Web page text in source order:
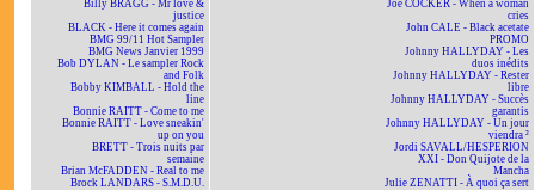
Billy BRAGG - Mr love &
justice
BLACK - Here it comes again
BMG 99/11 Hot Sampler
BMG News Janvier 1999
Bob DYLAN - Le sampler Rock
and Folk
Bobby KIMBALL - Hold the
line
Bonnie RAITT - Come to me
Bonnie RAITT - Love sneakin'
up on you
BRETT - Trois nuits par
semaine
Brian McFADDEN - Real to me
Brock LANDARS - S.M.D.U.
Joe COCKER - When a woman
cries
John CALE - Black acetate
PROMO
Johnny HALLYDAY - Les
duos inédits
Johnny HALLYDAY - Rester
libre
Johnny HALLYDAY - Succès
garantis
Johnny HALLYDAY - Un jour
viendra ²
Jordi SAVALL/HESPERION
XXI - Don Quijote de la
Mancha
Julie ZENATTI - À quoi ça sert